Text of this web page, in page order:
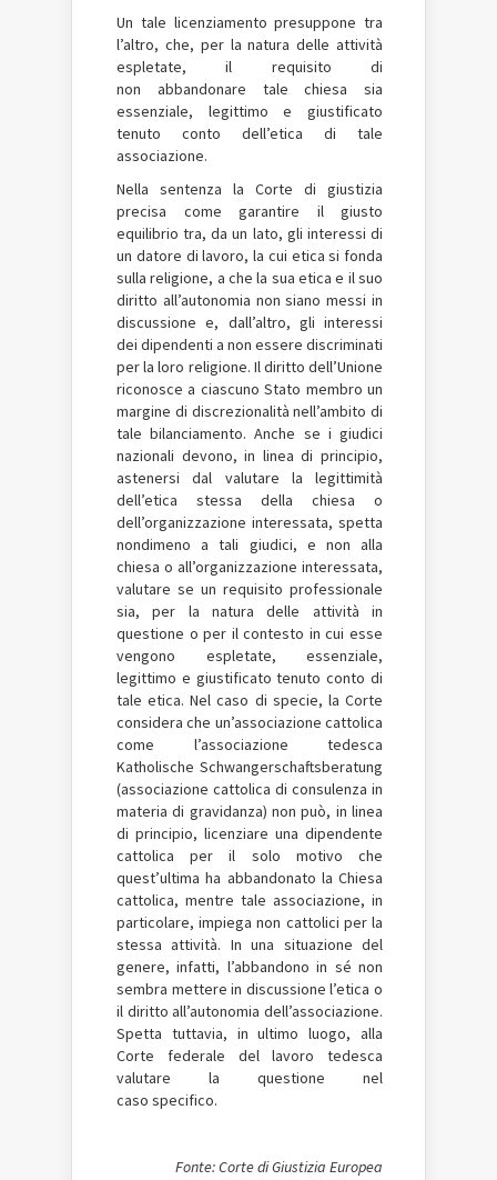
Un tale licenziamento presuppone tra
l’altro, che, per la natura delle attività
espletate, il requisito di
non abbandonare tale chiesa sia
essenziale, legittimo e giustificato
tenuto conto dell’etica di tale
associazione.
Nella sentenza la Corte di giustizia
precisa come garantire il giusto
equilibrio tra, da un lato, gli interessi di
un datore di lavoro, la cui etica si fonda
sulla religione, a che la sua etica e il suo
diritto all’autonomia non siano messi in
discussione e, dall’altro, gli interessi
dei dipendenti a non essere discriminati
per la loro religione. Il diritto dell’Unione
riconosce a ciascuno Stato membro un
margine di discrezionalità nell’ambito di
tale bilanciamento. Anche se i giudici
nazionali devono, in linea di principio,
astenersi dal valutare la legittimità
dell’etica stessa della chiesa o
dell’organizzazione interessata, spetta
nondimeno a tali giudici, e non alla
chiesa o all’organizzazione interessata,
valutare se un requisito professionale
sia, per la natura delle attività in
questione o per il contesto in cui esse
vengono espletate, essenziale,
legittimo e giustificato tenuto conto di
tale etica. Nel caso di specie, la Corte
considera che un’associazione cattolica
come l’associazione tedesca
Katholische Schwangerschaftsberatung
(associazione cattolica di consulenza in
materia di gravidanza) non può, in linea
di principio, licenziare una dipendente
cattolica per il solo motivo che
quest’ultima ha abbandonato la Chiesa
cattolica, mentre tale associazione, in
particolare, impiega non cattolici per la
stessa attività. In una situazione del
genere, infatti, l’abbandono in sé non
sembra mettere in discussione l’etica o
il diritto all’autonomia dell’associazione.
Spetta tuttavia, in ultimo luogo, alla
Corte federale del lavoro tedesca
valutare la questione nel
caso specifico.
Fonte: Corte di Giustizia Europea